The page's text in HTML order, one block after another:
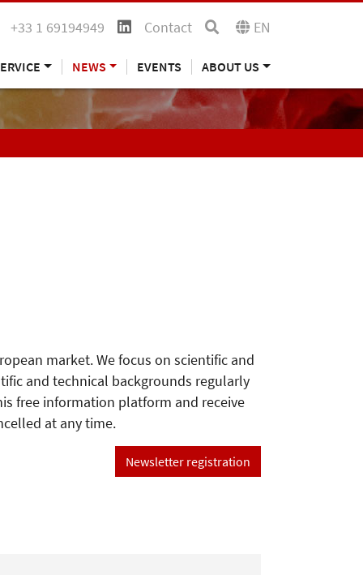
+33 1 69194949 Contact EN
NEWS EVENTS ABOUT US
market. We focus on scientific and
and technical backgrounds regularly
free information platform and receive
at any time.
Newsletter registration